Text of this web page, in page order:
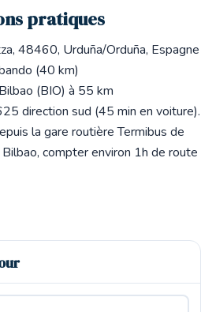
pratiques
48460, Urduña/Orduña, Espagne
(40 km)
(BIO) à 55 km
direction sud (45 min en voiture).
la gare routière Termibus de
compter environ 1h de route